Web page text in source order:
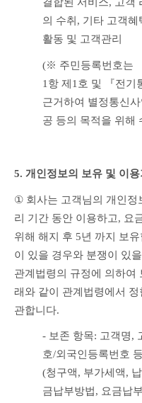
의 수취, 기타 고객
활동 및 고객관리
(※ 주민등록번호는
1항 제1호 및 『전기
근거하여 별정통신
공 등의 목적을 위해
5. 개인정보의 보유 및 이
① 회사는 고객님의 개인정
리 기간 동안 이용하고, 요
위해 해지 후 5년 까지 보
이 있을 경우와 분쟁이 있
관계법령의 규정에 의하여
래와 같이 관계법령에서
관합니다.
- 보존 항목: 고객명,
호/외국인등록번호
(청구액, 부가세액,
금납부방법, 요금납